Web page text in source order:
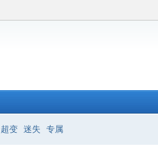
超变 迷失 专属